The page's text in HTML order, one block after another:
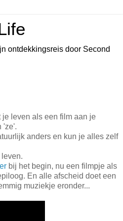
ontdekkingsreis door Second
leven als een film aan je
'ze'.
anders en kun je alles zelf
bij het begin, nu een filmpje als
En alle afscheid doet een
muziekje eronder...